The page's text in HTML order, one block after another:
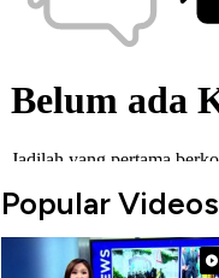
Popular Videos